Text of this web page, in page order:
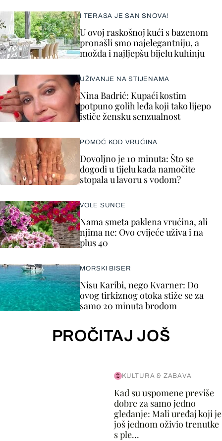
I TERASA JE SAN SNOVA!
U ovoj raskošnoj kući s bazenom
pronašli smo najelegantniju, a
možda i najljepšu bijelu kuhinju
UŽIVANJE NA STIJENAMA
Nina Badrić: Kupaći kostim
potpuno golih leđa koji tako lijepo
ističe žensku senzualnost
POMOĆ KOD VRUĆINA
Dovoljno je 10 minuta: Što se
dogodi u tijelu kada namočite
stopala u lavoru s vodom?
VOLE SUNCE
Nama smeta paklena vrućina, ali
njima ne: Ovo cvijeće uživa i na
plus 40
MORSKI BISER
Nisu Karibi, nego Kvarner: Do
ovog tirkiznog otoka stiže se za
samo 20 minuta brodom
PROČITAJ JOŠ
KULTURA & ZABAVA
Kad su uspomene previše
dobre za samo jedno
gledanje: Mali uređaj koji je
još jednom oživio trenutke
s ple...